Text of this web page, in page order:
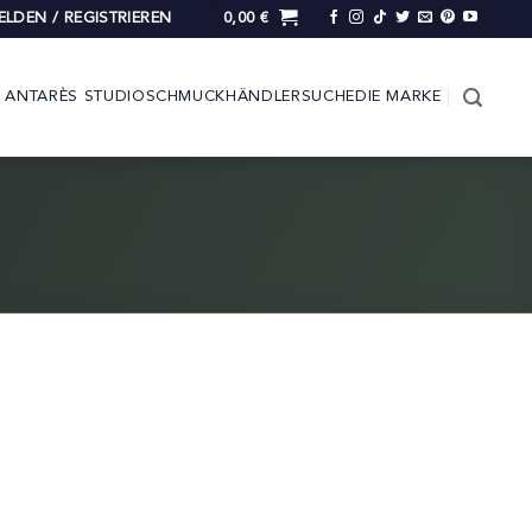
/ REGISTRIEREN 0,00 €
ANTARÈS STUDIOSCHMUCK HÄNDLERSUCHE DIE MARKE